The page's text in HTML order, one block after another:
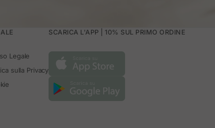
Legale
sulla Privacy
SCARICA L'APP | 10% SUL PRIMO ORDINE